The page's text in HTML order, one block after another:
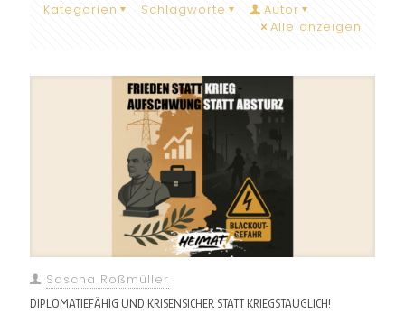
Kategorien Schlagworte
Autor
Alle anzeigen
Sascha Roßmüller
DIPLOMATIEFÄHIG UND KRISENSICHER STATT KRIEGSTAUGLICH!